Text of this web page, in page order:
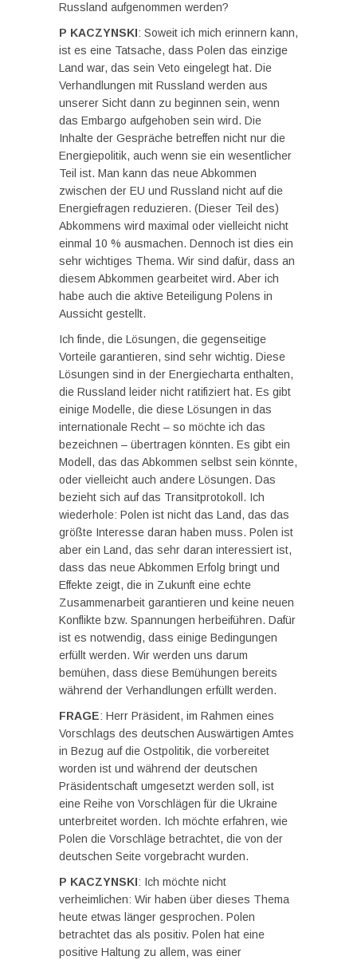
Russland aufgenommen werden?
P KACZYNSKI: Soweit ich mich erinnern kann,
ist es eine Tatsache, dass Polen das einzige
Land war, das sein Veto eingelegt hat. Die
Verhandlungen mit Russland werden aus
unserer Sicht dann zu beginnen sein, wenn
das Embargo aufgehoben sein wird. Die
Inhalte der Gespräche betreffen nicht nur die
Energiepolitik, auch wenn sie ein wesentlicher
Teil ist. Man kann das neue Abkommen
zwischen der EU und Russland nicht auf die
Energiefragen reduzieren. (Dieser Teil des)
Abkommens wird maximal oder vielleicht nicht
einmal 10 % ausmachen. Dennoch ist dies ein
sehr wichtiges Thema. Wir sind dafür, dass an
diesem Abkommen gearbeitet wird. Aber ich
habe auch die aktive Beteiligung Polens in
Aussicht gestellt.
Ich finde, die Lösungen, die gegenseitige
Vorteile garantieren, sind sehr wichtig. Diese
Lösungen sind in der Energiecharta enthalten,
die Russland leider nicht ratifiziert hat. Es gibt
einige Modelle, die diese Lösungen in das
internationale Recht – so möchte ich das
bezeichnen – übertragen könnten. Es gibt ein
Modell, das das Abkommen selbst sein könnte,
oder vielleicht auch andere Lösungen. Das
bezieht sich auf das Transitprotokoll. Ich
wiederhole: Polen ist nicht das Land, das das
größte Interesse daran haben muss. Polen ist
aber ein Land, das sehr daran interessiert ist,
dass das neue Abkommen Erfolg bringt und
Effekte zeigt, die in Zukunft eine echte
Zusammenarbeit garantieren und keine neuen
Konflikte bzw. Spannungen herbeiführen. Dafür
ist es notwendig, dass einige Bedingungen
erfüllt werden. Wir werden uns darum
bemühen, dass diese Bemühungen bereits
während der Verhandlungen erfüllt werden.
FRAGE: Herr Präsident, im Rahmen eines
Vorschlags des deutschen Auswärtigen Amtes
in Bezug auf die Ostpolitik, die vorbereitet
worden ist und während der deutschen
Präsidentschaft umgesetzt werden soll, ist
eine Reihe von Vorschlägen für die Ukraine
unterbreitet worden. Ich möchte erfahren, wie
Polen die Vorschläge betrachtet, die von der
deutschen Seite vorgebracht wurden.
P KACZYNSKI: Ich möchte nicht
verheimlichen: Wir haben über dieses Thema
heute etwas länger gesprochen. Polen
betrachtet das als positiv. Polen hat eine
positive Haltung zu allem, was einer